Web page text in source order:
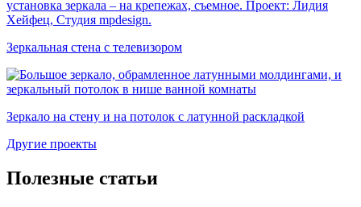
Зеркальная стена с телевизором
Зеркало на стену и на потолок с латунной раскладкой
Другие проекты
Полезные статьи